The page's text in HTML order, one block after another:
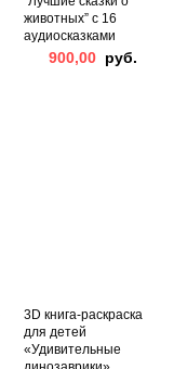
животных” с 16
аудиосказками
900,00 руб.
3D книга-раскраска
для детей
«Удивительные